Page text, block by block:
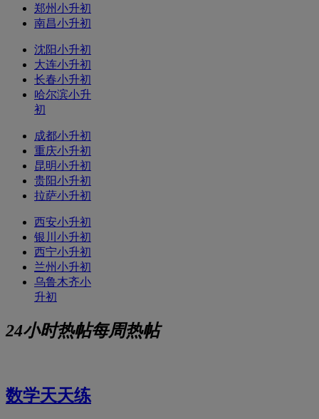
郑州小升初
南昌小升初
沈阳小升初
大连小升初
长春小升初
哈尔滨小升
初
成都小升初
重庆小升初
昆明小升初
贵阳小升初
拉萨小升初
西安小升初
银川小升初
西宁小升初
兰州小升初
乌鲁木齐小
升初
24小时热帖每周热帖
数学天天练